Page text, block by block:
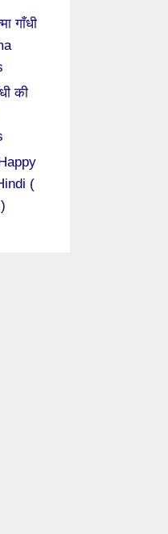
गाँधी
की
(